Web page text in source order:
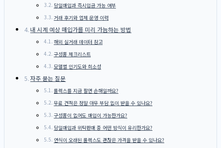
당일매입과 즉시입금 가능 여부
거래 후기와 업체 운영 이력
내 시계 예상 매입가를 미리 가늠하는 방법
해외 실거래 데이터 참고
구성품 체크리스트
모델별 인기도와 희소성
자주 묻는 질문
롤렉스를 지금 팔면 손해일까요?
무료 견적은 정말 아무 부담 없이 받을 수 있나요?
구성품이 없어도 매입이 가능한가요?
당일매입과 위탁판매 중 어떤 방식이 유리한가요?
연식이 오래된 롤렉스도 괜찮은 가격을 받을 수 있나요?